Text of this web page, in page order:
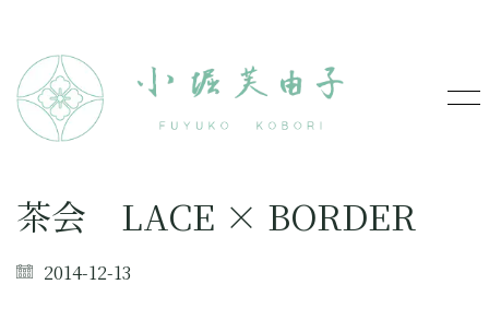
茶会 LACE × BORDER
2014-12-13